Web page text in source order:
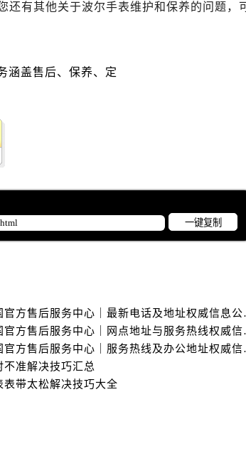
还有其他关于波尔手表维护和保养的问题，
一键复制
上海万国官
上海万国官
上海万国官
不准解决技巧汇总
表带太松解决技巧大全